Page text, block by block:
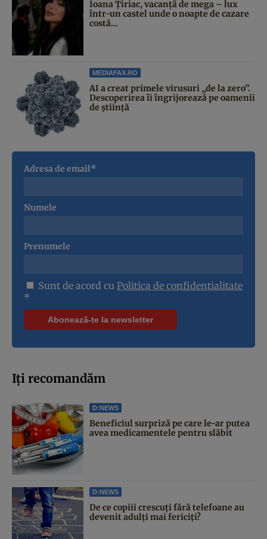
Ioana Țiriac, vacanță de mega – lux
într-un castel unde o noapte de cazare
costă...
MEDIAFAX.RO
AI a creat primele virusuri „de la zero”.
Descoperirea îi îngrijorează pe oamenii
de știință
Adresa de email*
Numele
Prenumele
Sunt de acord cu Politica de confidentialitate
*
Iți recomandăm
D:NEWS
Beneficiul surpriză pe care le-ar putea
avea medicamentele pentru slăbit
D:NEWS
De ce copiii crescuți fără telefoane au
devenit adulți mai fericiți?